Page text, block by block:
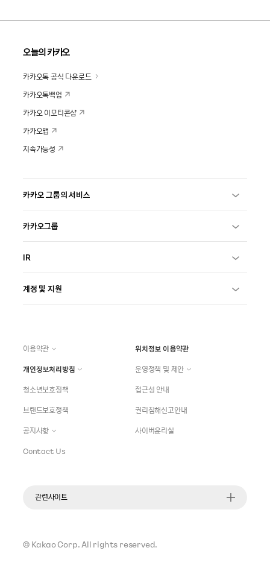
오늘의 카카오
카카오톡 공식 다운로드
카카오톡백업
카카오 이모티콘샵
카카오맵
지속가능성
카카오 그룹의 서비스
카카오그룹
IR
계정 및 지원
이용약관
위치정보 이용약관
개인정보처리방침
운영정책 및 제안
청소년보호정책
접근성 안내
브랜드보호정책
권리침해신고안내
공지사항
사이버윤리실
Contact Us
관련사이트
© Kakao Corp.All rights reserved.